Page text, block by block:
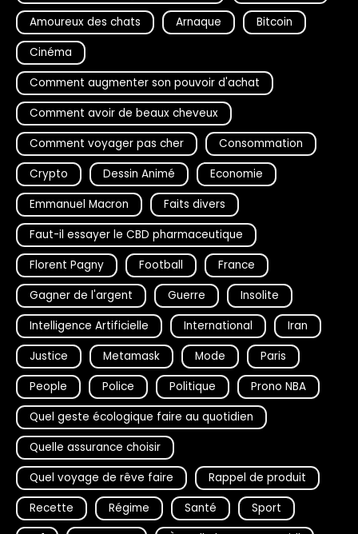
Amoureux des chats
Arnaque
Bitcoin
Cinéma
Comment augmenter son pouvoir d'achat
Comment avoir de beaux cheveux
Comment voyager pas cher
Consommation
Crypto
Dessin Animé
Economie
Emmanuel Macron
Faits divers
Faut-il essayer le CBD pharmaceutique
Florent Pagny
Football
France
Gagner de l'argent
Guerre
Insolite
Intelligence Artificielle
International
Iran
Justice
Metamask Mode
Paris
People
Police Politique
Prono NBA
Quel geste écologique faire au quotidien
Quelle assurance choisir
Quel voyage de rêve faire
Rappel de produit
Recette
Régime Santé
Sport